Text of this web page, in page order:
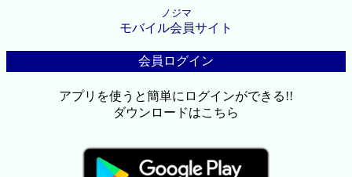
ノジマ
モバイル会員サイト
会員ログイン
アプリを使うと簡単にログインができる!!
ダウンロードはこちら